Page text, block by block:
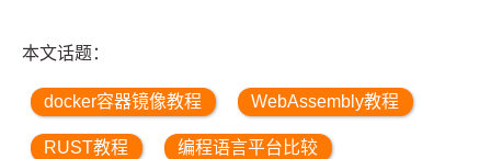
本文话题：
docker容器镜像教程 WebAssembly教程
RUST教程 编程语言平台比较